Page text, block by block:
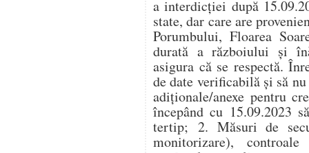
a interdicției după
state, dar care are
Porumbului, Floarea
durată a războiului și
asigura că se respectă.
de date verificabilă și să
adiționale/anexe pentru
începând cu 15.09.2023
tertip; 2. Măsuri de
monitorizare),